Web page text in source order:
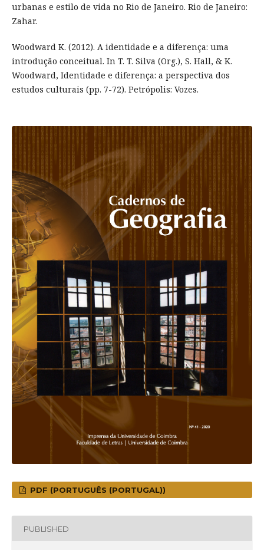
urbanas e estilo de vida no Rio de Janeiro. Rio de Janeiro:
Zahar.
Woodward K. (2012). A identidade e a diferença: uma
introdução conceitual. In T. T. Silva (Org.), S. Hall, & K.
Woodward, Identidade e diferença: a perspectiva dos
estudos culturais (pp. 7-72). Petrópolis: Vozes.
PDF (PORTUGUÊS (PORTUGAL))
PUBLISHED